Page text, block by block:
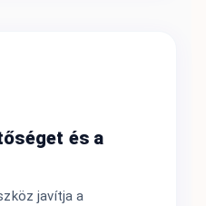
és a
javítja a